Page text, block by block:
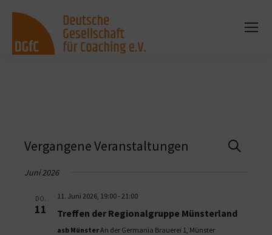
und
Suche
Vergangene Veranstaltungen
Juni 2026
DO.
11
11. Juni 2026, 19:00- 21:00
Treffen der Regionalgruppe Münsterland
asb MünsterAn der Germania Brauerei 1, Münster